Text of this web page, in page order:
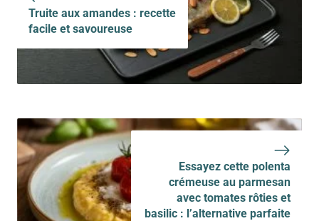
Truite aux amandes : recette
facile et savoureuse
Essayez cette polenta
crémeuse au parmesan
avec tomates rôties et
basilic : l’alternative parfaite